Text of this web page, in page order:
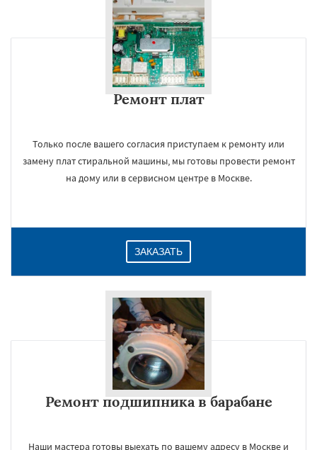
Ремонт плат
Только после вашего согласия приступаем к ремонту или
замену плат стиральной машины, мы готовы провести ремонт
на дому или в сервисном центре в Москве.
ЗАКАЗАТЬ
Ремонт подшипника в барабане
Наши мастера готовы выехать по вашему адресу в Москве и